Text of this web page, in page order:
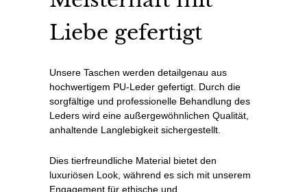
Liebe gefertigt
Unsere Taschen werden detailgenau aus
hochwertigem PU-Leder gefertigt. Durch die
sorgfältige und professionelle Behandlung des
Leders wird eine außergewöhnlichen Qualität,
anhaltende Langlebigkeit sichergestellt.
Dies tierfreundliche Material bietet den
luxuriösen Look, während es sich mit unserem
Engagement für ethische und